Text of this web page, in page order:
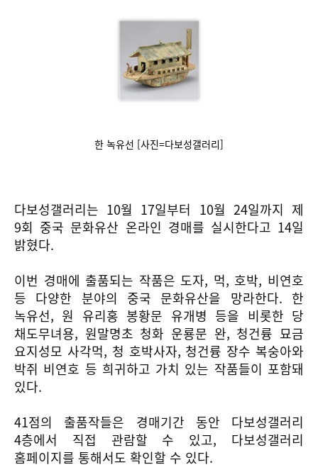
한 녹유선 [사진=다보성갤러리]
다보성갤러리는 10월 17일부터 10월 24일까지 제
9회 중국 문화유산 온라인 경매를 실시한다고 14일
밝혔다.
이번 경매에 출품되는 작품은 도자, 먹, 호박, 비연호
등 다양한 분야의 중국 문화유산을 망라한다. 한
녹유선, 원 유리홍 봉황문 유개병 등을 비롯한 당
채도무녀용, 원말명초 청화 운룡문 완, 청건륭 묘금
요지성모 사각먹, 청 호박사자, 청건륭 장수 복숭아와
박쥐 비연호 등 희귀하고 가치 있는 작품들이 포함돼
있다.
41점의 출품작들은 경매기간 동안 다보성갤러리
4층에서 직접 관람할 수 있고, 다보성갤러리
홈페이지를 통해서도 확인할 수 있다.